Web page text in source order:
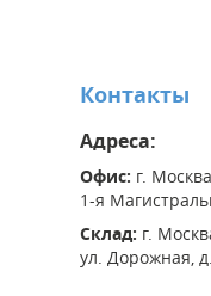
Контакты
Адреса:
Офис: г.
1-я
Склад: г.
ул. Дорожная,